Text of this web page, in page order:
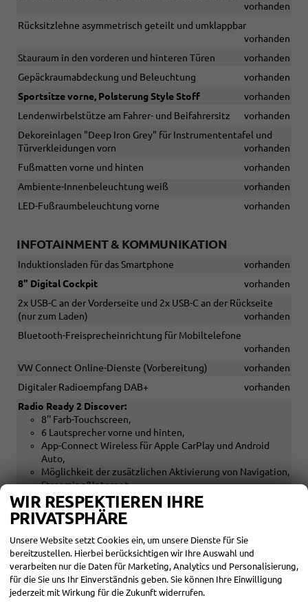
vorhanden
Rücksitzlehne asymmetrisch geteilt und umklappbar
vorhanden
Stauraum in den vorderen und hinteren Türen
vorhanden
Gepäckraumabdeckung und Beleuchtung
vorhanden
Sportsitze vorne, Polsterung Style Stoff
vorhanden
Lendenwirbelstütze am Fahrer- und Beifahrersitz
vorhanden
Dekoreinlagen "Deep Iron Grey" für Instrumententafel und
Türverkleidungen vorn
vorhanden
Fußmatten vorne und hinten
vorhanden
Ambiente-Innenbeleuchtung weiß
vorhanden
LED-Fußraumbeleuchtung vorne
vorhanden
INFOTAINMENT & KOMMUNIKATION
Induktionsladen für das Smartphone
vorhanden
8" Digital Cockpit
vorhanden
2x USB-C an der Vorderseite und 2x USB-C an der Rückseite
(nur zum Laden)
vorhanden
Bluetooth-Freisprecheinrichtung für Mobiltelefone
vorhanden
VW Connect Online-Dienste (Vorbereitung)
vorhanden
Digitaler Radioempfang DAB+
vorhanden
Radio Ready 2 Discover:
8'' Farb-Touchscreen,
6 Lautsprecher vorne und hinten,
App-Connect Wireless für Apple CarPlay und Android
Auto,
Möglichkeit der zusätzlichen Aktivierung von Navigation,
Streaming&Internet
SICHERHEIT & ASSISTENZ
Airbag für Fahrer und Beifahrer, mit Beifahrerairbag-
Deaktivierung
vorhanden
Kopfairbags vorn und hinten, Seitenairbags vorn, Center-Airbag
WIR RESPEKTIEREN IHRE
PRIVATSPHÄRE
Unsere Website setzt Cookies ein, um unsere Dienste für Sie
bereitzustellen. Hierbei berücksichtigen wir Ihre Auswahl und
verarbeiten nur die Daten für Marketing, Analytics und Personalisierung,
für die Sie uns Ihr Einverständnis geben. Sie können Ihre Einwilligung
jederzeit mit Wirkung für die Zukunft widerrufen.